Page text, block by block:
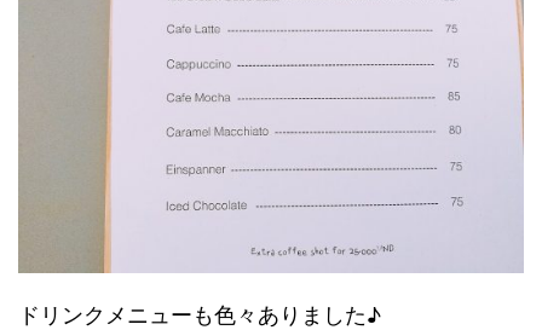
ドリンクメニューも色々ありました♪